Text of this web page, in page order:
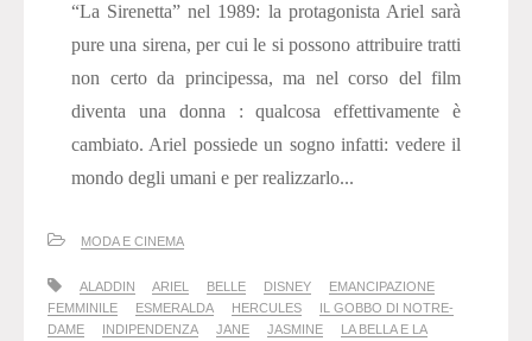
“La Sirenetta” nel 1989: la protagonista Ariel sarà
pure una sirena, per cui le si possono attribuire tratti
non certo da principessa, ma nel corso del film
diventa una donna : qualcosa effettivamente è
cambiato. Ariel possiede un sogno infatti: vedere il
mondo degli umani e per realizzarlo...
MODA E CINEMA
ALADDIN ARIEL BELLE DISNEY
EMANCIPAZIONE
FEMMINILE
ESMERALDA HERCULES
IL GOBBO DI NOTRE-
DAME
INDIPENDENZA JANE JASMINE
LA BELLA E LA